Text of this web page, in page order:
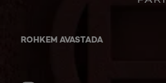
ROHKEM AVASTADA